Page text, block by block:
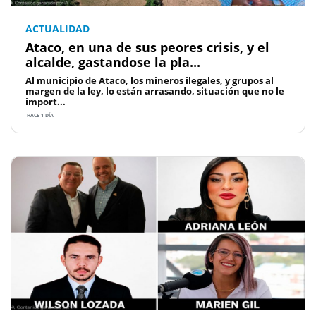
ACTUALIDAD
Ataco, en una de sus peores crisis, y el
alcalde, gastandose la pla...
Al municipio de Ataco, los mineros ilegales, y grupos al
margen de la ley, lo están arrasando, situación que no le
import...
HACE 1 DÍA